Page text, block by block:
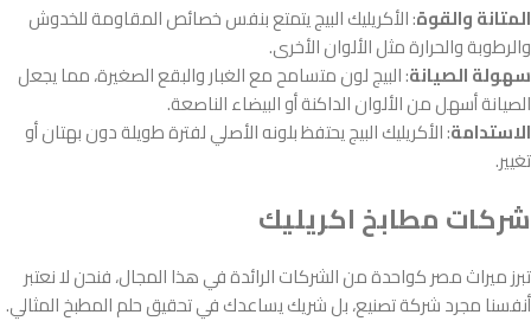
المتانة والقوة: الأكريليك البيج يتمتع بنفس خصائص المقاومة للخدوش
والرطوبة والحرارة مثل الألوان الأخرى.
سهولة الصيانة: البيج لون متسامح مع الغبار والبقع الصغيرة، مما يجعل
الصيانة أسهل من الألوان الداكنة أو البيضاء الناصعة.
الاستدامة: الأكريليك البيج يحتفظ بلونه الأصلي لفترة طويلة دون بهتان أو
تغيير.
شركات مطابخ اكريليك
تبرز ميراث مصر كواحدة من الشركات الرائدة في هذا المجال، فنحن لا نعتبر
أنفسنا مجرد شركة تصنيع، بل شريك يساعدك في تحقيق حلم المطبخ المثالي.